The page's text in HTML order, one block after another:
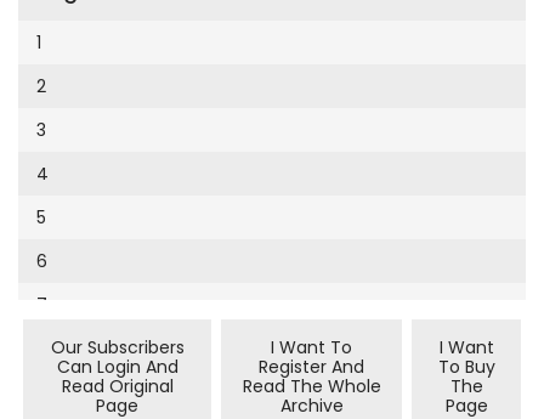
Cumhuriyet Sağlıklı Beslenme
Cumhuriyet Sokak
Cumhuriyet Spor
Cumhuriyet Strateji
Cumhuriyet Tarım
Cumhuriyet Yılbaşı
Çerçeve Eki
Dergi Eki
Ekonomi Eki
1994
9
10
11
12
13
14
15
16
1
2
3
4
5
6
7
Our Subscribers
Can Login And
Read Original
Page
I Want To
Register And
Read The Whole
Archive
I Want
To Buy
The
Page